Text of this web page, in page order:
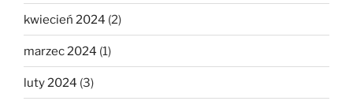
kwiecień 2024 (2)
marzec 2024 (1)
luty 2024 (3)